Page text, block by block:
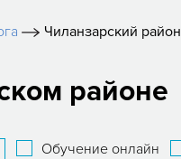
Чиланзарский район
районе
Обучение онлайн